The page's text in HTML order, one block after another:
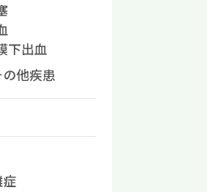
下出血
他疾患
症